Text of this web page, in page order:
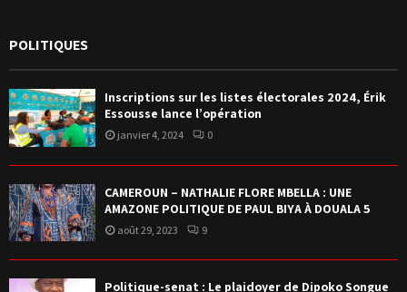
POLITIQUES
Inscriptions sur les listes électorales 2024, Érik
Essousse lance l’opération
janvier 4, 2024 0
CAMEROUN – NATHALIE FLORE MBELLA : UNE
AMAZONE POLITIQUE DE PAUL BIYA À DOUALA 5
août 29, 2023 9
Politique-senat : Le plaidoyer de Dipoko Songue